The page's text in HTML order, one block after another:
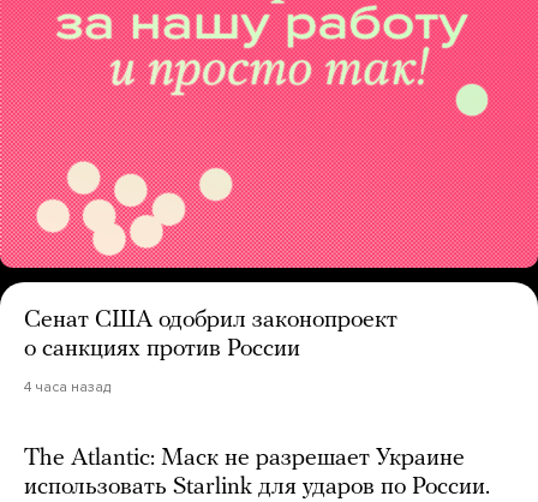
Сенат США одобрил законопроект
о санкциях против России
4 часа назад
The Atlantic: Маск не разрешает Украине
использовать Starlink для ударов по России.